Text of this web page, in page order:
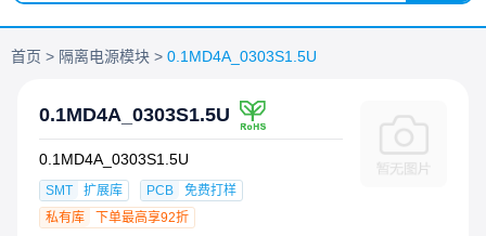
首页 隔离电源模块 0.1MD4A_0303S1.5U
0.1MD4A_0303S1.5U
0.1MD4A_0303S1.5U
SMT 扩展库 PCB
免费打样
私有库
下单最高享92折